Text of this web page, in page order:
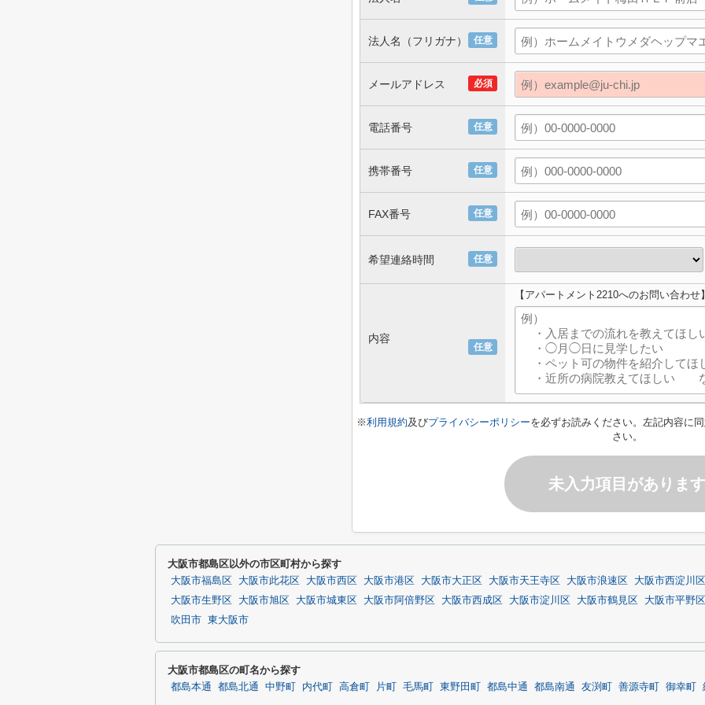
任意
法人名（フリガナ）
必須
メールアドレス
任意
電話番号
任意
携帯番号
任意
FAX番号
任意
希望連絡時間
任意
内容
【アパートメント2210へのお問い合わせ
※利用規約及びプライバシーポリシーを必ずお読みください。左記内容に
さい。
未入力項目があります
大阪市都島区以外の市区町村から探す
大阪市福島区 大阪市此花区 大阪市西区 大阪市港区 大阪市大正区 大阪市天王寺区 大阪市浪速区
大阪市西淀川区
大阪市生野区
大阪市旭区 大阪市城東区 大阪市阿倍野区 大阪市西成区 大阪市淀川区 大阪市鶴見区
大阪市平野区
吹田市 東大阪市
大阪市都島区の町名から探す
都島本通 都島北通 中野町 内代町 高倉町 片町 毛馬町 東野田町 都島中通 都島南通 友渕町 善源寺町 御幸町